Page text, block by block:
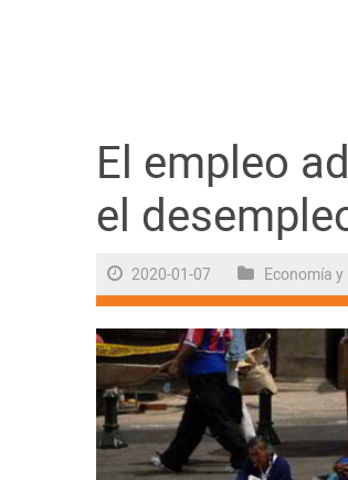
Sociedad
Trending
Ciencia y Tecnología
Firmas
Internacional
Juegos
El empleo
el
2020-01-07 Economía